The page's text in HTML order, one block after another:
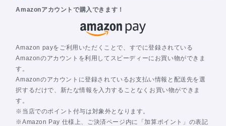
Amazonアカウントで購入できます！
Amazon payをご利用いただくことで、すでに登録されている
Amazonのアカウントを利用してスピーディーにお買い物ができま
す。
Amazonのアカウントに登録されているお支払い情報と配送先を選
択するだけで、新たな情報を入力することなくお買い物ができま
す。
※当店でのポイント付与は対象外となります。
※Amazon Pay 仕様上、ご決済ページ内に「加算ポイント」の表記